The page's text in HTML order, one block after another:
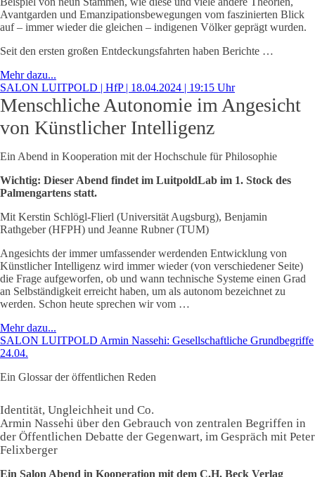
Avantgarden und Emanzipationsbewegungen vom faszinierten Blick
auf – immer wieder die gleichen – indigenen Völker geprägt wurden.
Seit den ersten großen Entdeckungsfahrten haben Berichte …
Mehr dazu...
SALON LUITPOLD | HfP | 18.04.2024 | 19:15 Uhr
Menschliche Autonomie im Angesicht
von Künstlicher Intelligenz
Ein Abend in Kooperation mit der Hochschule für Philosophie
Wichtig: Dieser Abend findet im LuitpoldLab im 1. Stock des
Palmengartens statt.
Mit Kerstin Schlögl-Flierl (Universität Augsburg), Benjamin
Rathgeber (HFPH) und Jeanne Rubner (TUM)
Angesichts der immer umfassender werdenden Entwicklung von
Künstlicher Intelligenz wird immer wieder (von verschiedener Seite)
die Frage aufgeworfen, ob und wann technische Systeme einen Grad
an Selbständigkeit erreicht haben, um als autonom bezeichnet zu
werden. Schon heute sprechen wir vom …
Mehr dazu...
SALON LUITPOLD Armin Nassehi: Gesellschaftliche Grundbegriffe
24.04.
Ein Glossar der öffentlichen Reden
Identität, Ungleichheit und Co.
Armin Nassehi über den Gebrauch von zentralen Begriffen in
der Öffentlichen Debatte der Gegenwart, im Gespräch mit Peter
Felixberger
Ein Salon Abend in Kooperation mit dem C.H. Beck Verlag